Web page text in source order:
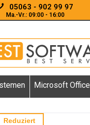
05063 - 902 99 97
Ma.-Vr.: 09:00 - 16:00
Microsoft Office
Reduziert